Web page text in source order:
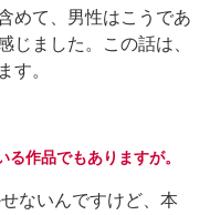
めて、男性はこうであ
じました。この話は、
す。
作品でもありますが。
ないんですけど、本